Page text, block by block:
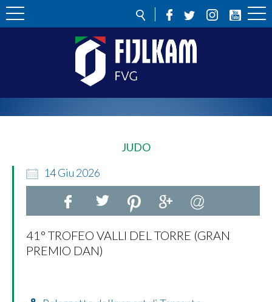
JUDO
14Giu 2026
41° TROFEO VALLI DEL TORRE (GRAN
PREMIO DAN)